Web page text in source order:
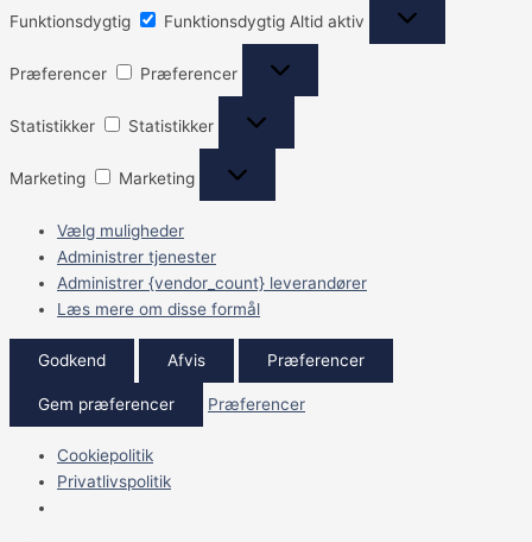
Funktionsdygtig Funktionsdygtig Altid aktiv
Præferencer Præferencer
Statistikker Statistikker
Marketing Marketing
Vælg muligheder
Administrer tjenester
Administrer {vendor_count} leverandører
Læs mere om disse formål
Godkend Afvis Præferencer
Gem præferencer Præferencer
Cookiepolitik
Privatlivspolitik